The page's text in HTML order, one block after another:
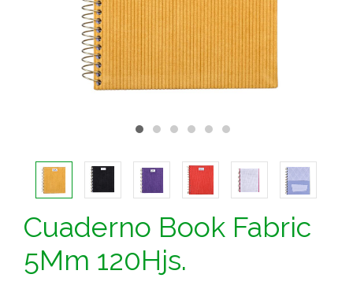
Cuaderno Book Fabric
5Mm 120Hjs.